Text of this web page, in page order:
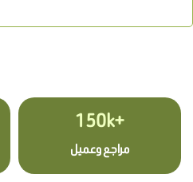
+150k
مراجع وعميل